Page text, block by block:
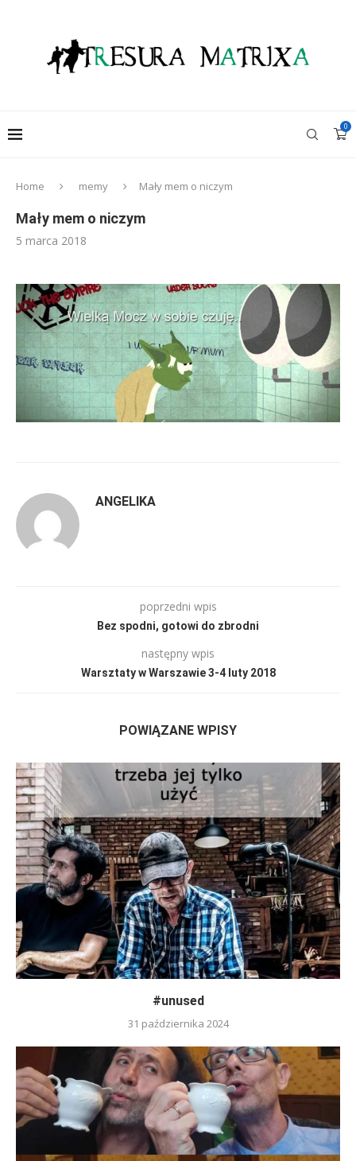
0
Home memy Mały mem o niczym
Mały mem o niczym
5 marca 2018
ANGELIKA
poprzedni wpis
Bez spodni, gotowi do zbrodni
następny wpis
Warsztaty w Warszawie 3-4 luty 2018
POWIĄZANE WPISY
#unused
31 października 2024